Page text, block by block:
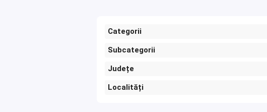
Categorii
Subcategorii
Județe
Localități